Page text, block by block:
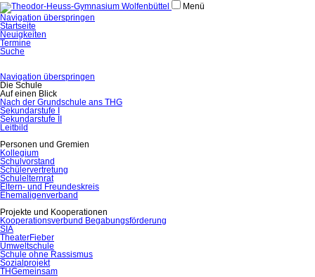
Menü
Navigation überspringen
Startseite
Neuigkeiten
Termine
Suche
Navigation überspringen
Die Schule
Auf einen Blick
Nach der Grundschule ans THG
Sekundarstufe I
Sekundarstufe II
Leitbild
Personen und Gremien
Kollegium
Schulvorstand
Schülervertretung
Schulelternrat
Eltern- und Freundeskreis
Ehemaligenverband
Projekte und Kooperationen
Kooperationsverbund Begabungsförderung
SIA
TheaterFieber
Umweltschule
Schule ohne Rassismus
Sozialprojekt
THGemeinsam